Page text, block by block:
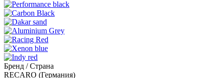
Бренд / Страна
RECARO (Германия)